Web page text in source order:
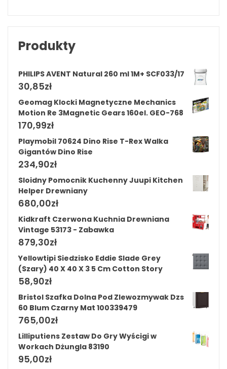
Produkty
PHILIPS AVENT Natural 260 ml 1M+ SCF033/17
30,85zł
Geomag Klocki Magnetyczne Mechanics
Motion Re 3Magnetic Gears 160el. GEO-768
170,99zł
Playmobil 70624 Dino Rise T-Rex Walka
Gigantów Dino Rise
234,90zł
Sloidny Pomocnik Kuchenny Juupi Kitchen
Helper Drewniany
680,00zł
Kidkraft Czerwona Kuchnia Drewniana
Vintage 53173 - Zabawka
879,30zł
Yellowtipi Siedzisko Eddie Slade Grey
(Szary) 40 X 40 X 3 5 Cm Cotton Story
58,90zł
Bristol Szafka Dolna Pod Zlewozmywak Dzs
60 Blum Czarny Mat 100339479
765,00zł
Lilliputiens Zestaw Do Gry Wyścigi w
Workach Dżungla 83190
95,00zł